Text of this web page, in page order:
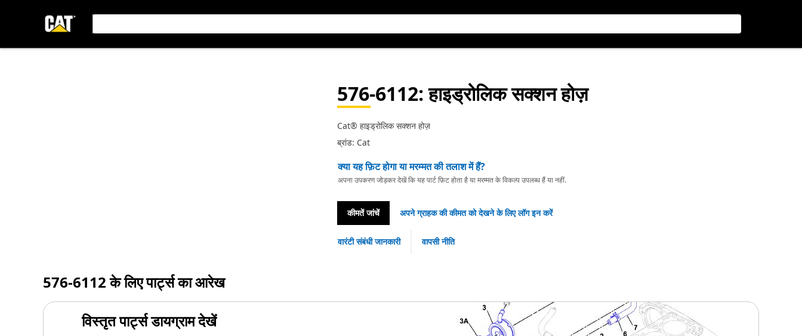
576-6112: हाइड्रोलिक सक्शन होज़
Cat® हाइड्रोलिक सक्शन होज़
ब्रांड: Cat
क्या यह फ़िट होगा या मरम्मत की तलाश में हैं?
अपना उपकरण जोड़कर देखें कि यह पार्ट फ़िट होता है या मरम्मत के विकल्प उपलब्ध हैं या नहीं.
कीमतें जांचें अपने ग्राहक की कीमत को देखने के लिए लॉग इन करें
वारंटी संबंधी जानकारी वापसी नीति
576-6112के लिए पार्ट्स का आरेख
विस्तृत पार्ट्स डायग्राम देखें